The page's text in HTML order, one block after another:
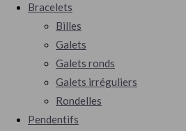
Bracelets
Billes
Galets
Galets ronds
Galets irréguliers
Rondelles
Pendentifs